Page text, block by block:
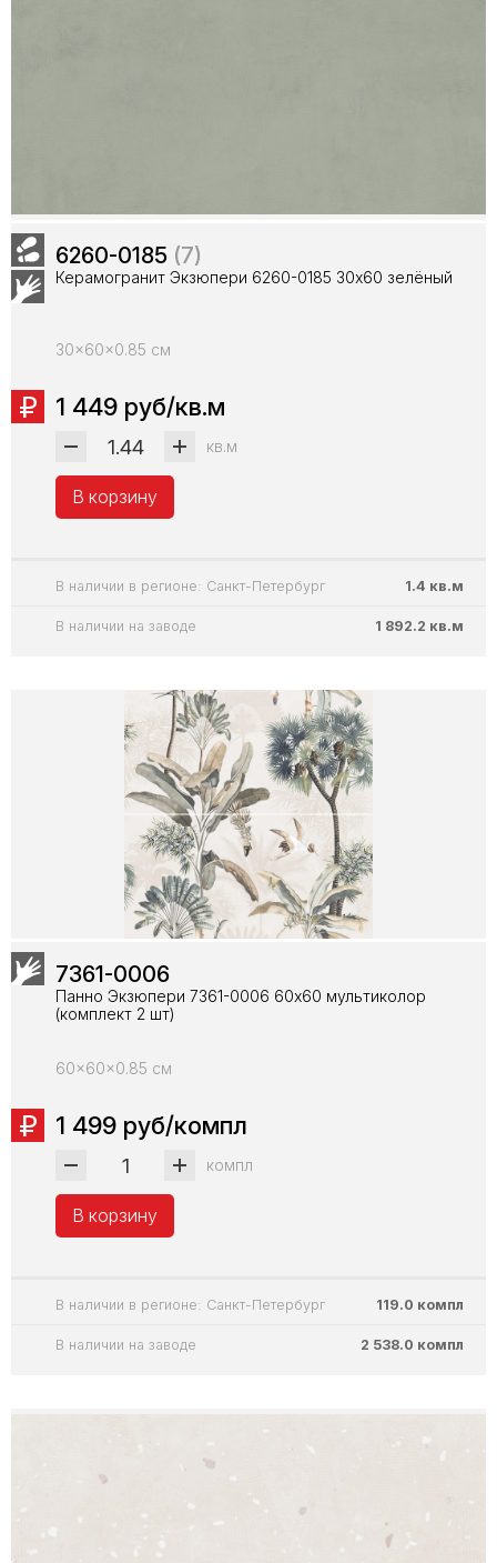
6260-0185 (7)
Керамогранит Экзюпери 6260-0185 30х60 зелёный
30x60x0.85 см
1 449 руб/кв.м
кв.м
В корзину
В наличии в регионе: Санкт-Петербург 1.4 кв.м
В наличии на заводе 1 892.2 кв.м
7361-0006
Панно Экзюпери 7361-0006 60х60 мультиколор
(комплект 2 шт)
60x60x0.85 см
1 499 руб/компл
компл
В корзину
В наличии в регионе: Санкт-Петербург 119.0 компл
В наличии на заводе 2 538.0 компл